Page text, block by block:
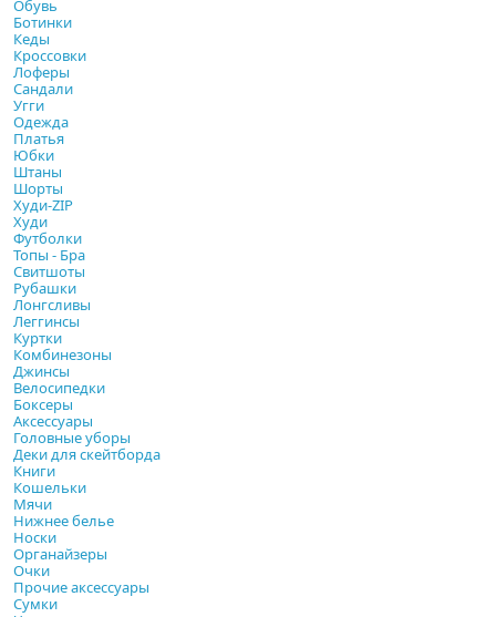
Обувь
Ботинки
Кеды
Кроссовки
Лоферы
Сандали
Угги
Одежда
Платья
Юбки
Штаны
Шорты
Худи-ZIP
Худи
Футболки
Топы - Бра
Свитшоты
Рубашки
Лонгсливы
Леггинсы
Куртки
Комбинезоны
Джинсы
Велосипедки
Боксеры
Аксессуары
Головные уборы
Деки для скейтборда
Книги
Кошельки
Мячи
Нижнее белье
Носки
Органайзеры
Очки
Прочие аксессуары
Сумки